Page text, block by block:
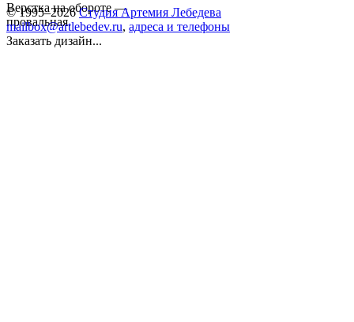
Верстка на обороте —
провальная.
© 1995–2026 Студия Артемия Лебедева
mailbox@artlebedev.ru, адреса и телефоны
Заказать дизайн...